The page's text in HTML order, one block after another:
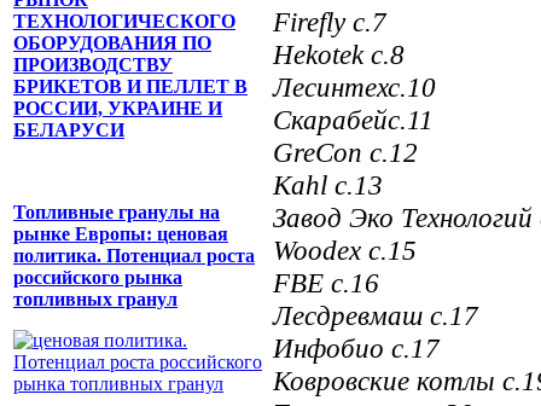
ТЕХНОЛОГИЧЕСКОГО
ОБОРУДОВАНИЯ ПО
ПРОИЗВОДСТВУ
БРИКЕТОВ И ПЕЛЛЕТ В
РОССИИ, УКРАИНЕ И
БЕЛАРУСИ
Топливные гранулы на
рынке Европы: ценовая
политика. Потенциал роста
российского рынка
топливных гранул
Firefly c.7
Hekotekс.8
Лесинтехс.10
Скарабейс.11
GreCon c.12
Kahl с.13
Завод Эко Технологий
Woodex c.15
FBE с.16
Лесдревмаш с.17
Инфобио с.17
Ковровские котлы